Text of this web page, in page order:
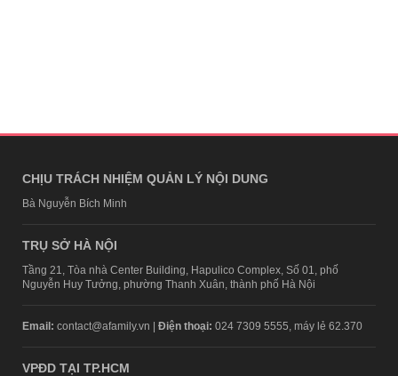
CHỊU TRÁCH NHIỆM QUẢN LÝ NỘI DUNG
Bà Nguyễn Bích Minh
TRỤ SỞ HÀ NỘI
Tầng 21, Tòa nhà Center Building, Hapulico Complex, Số 01, phố
Nguyễn Huy Tưởng, phường Thanh Xuân, thành phố Hà Nội
Email: contact@afamily.vn | Điện thoại: 024 7309 5555, máy lẻ 62.370
VPĐD TẠI TP.HCM